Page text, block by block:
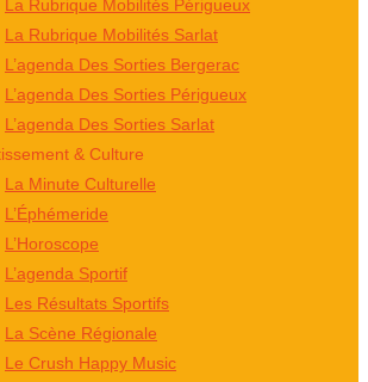
La Rubrique Mobilités Périgueux
La Rubrique Mobilités Sarlat
L’agenda Des Sorties Bergerac
L’agenda Des Sorties Périgueux
L’agenda Des Sorties Sarlat
& Culture
La Minute Culturelle
L’Éphémeride
L’Horoscope
L’agenda Sportif
Les Résultats Sportifs
La Scène Régionale
Le Crush Happy Music